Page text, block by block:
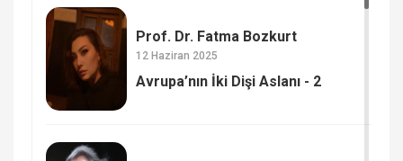
Prof. Dr. Fatma Bozkurt
12 Haziran 2025
Avrupa’nın İki Dişi Aslanı - 2